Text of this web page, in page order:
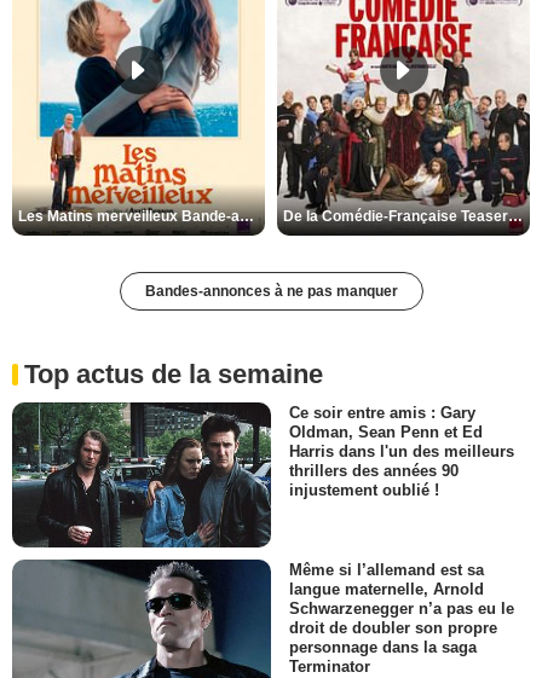
Les Matins merveilleux Bande-annonce VF De la Comédie-Française Teaser VF
Bandes-annonces à ne pas manquer
Top actus de la semaine
Ce soir entre amis : Gary
Oldman, Sean Penn et Ed
Harris dans l'un des meilleurs
thrillers des années 90
injustement oublié !
Même si l’allemand est sa
langue maternelle, Arnold
Schwarzenegger n’a pas eu le
droit de doubler son propre
personnage dans la saga
Terminator